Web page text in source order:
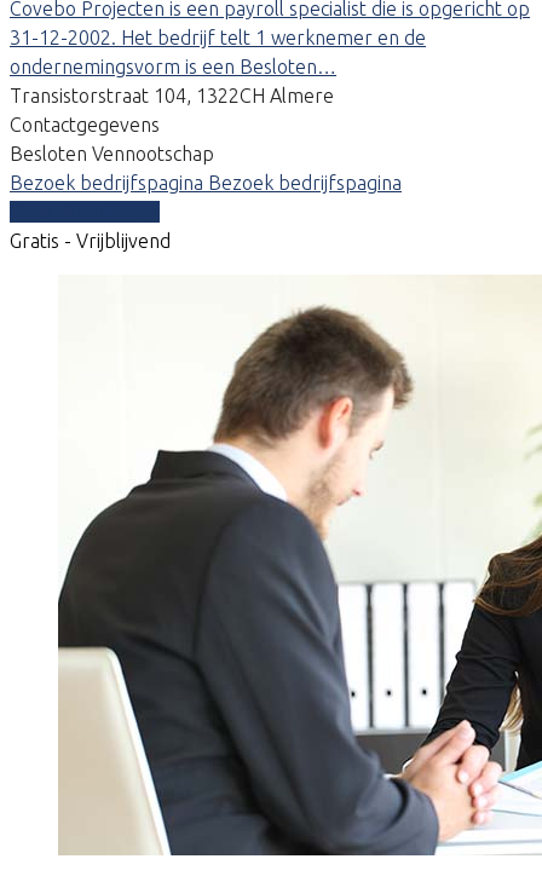
Covebo Projecten is een payroll specialist die is opgericht op
31-12-2002. Het bedrijf telt 1 werknemer en de
ondernemingsvorm is een Besloten…
Transistorstraat 104, 1322CH Almere
Contactgegevens
Besloten Vennootschap
Bezoek bedrijfspagina Bezoek bedrijfspagina
Gratis - Vrijblijvend